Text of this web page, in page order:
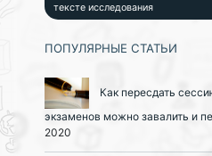
тексте исследования
ПОПУЛЯРНЫЕ СТАТЬИ
Как пересдать
экзаменов можно завалить и
2020